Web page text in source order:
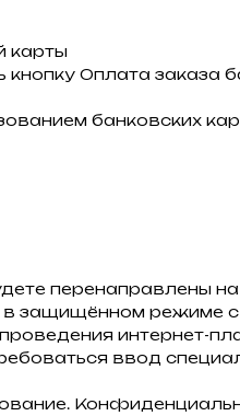
карты
Оплата заказа
банковских
режиме
интернет-
ввод